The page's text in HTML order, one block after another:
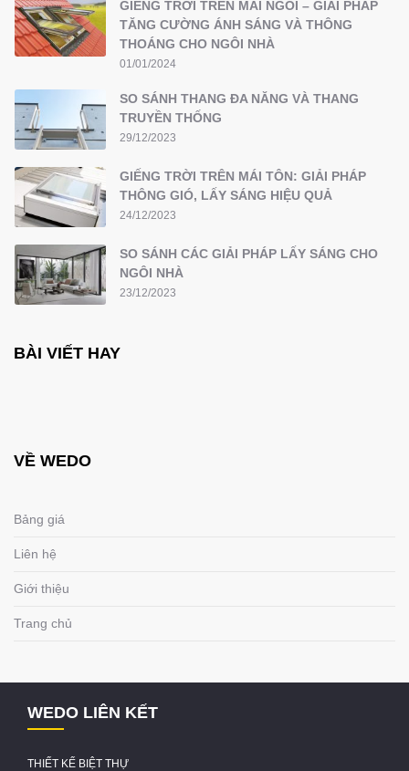
GIẾNG TRỜI TRÊN MÁI NGÓI – GIẢI PHÁP
TĂNG CƯỜNG ÁNH SÁNG VÀ THÔNG
THOÁNG CHO NGÔI NHÀ
01/01/2024
SO SÁNH THANG ĐA NĂNG VÀ THANG
TRUYỀN THỐNG
29/12/2023
GIẾNG TRỜI TRÊN MÁI TÔN: GIẢI PHÁP
THÔNG GIÓ, LẤY SÁNG HIỆU QUẢ
24/12/2023
SO SÁNH CÁC GIẢI PHÁP LẤY SÁNG CHO
NGÔI NHÀ
23/12/2023
BÀI VIẾT HAY
VỀ WEDO
Bảng giá
Liên hệ
Giới thiệu
Trang chủ
WEDO LIÊN KẾT
THIẾT KẾ BIỆT THỰ